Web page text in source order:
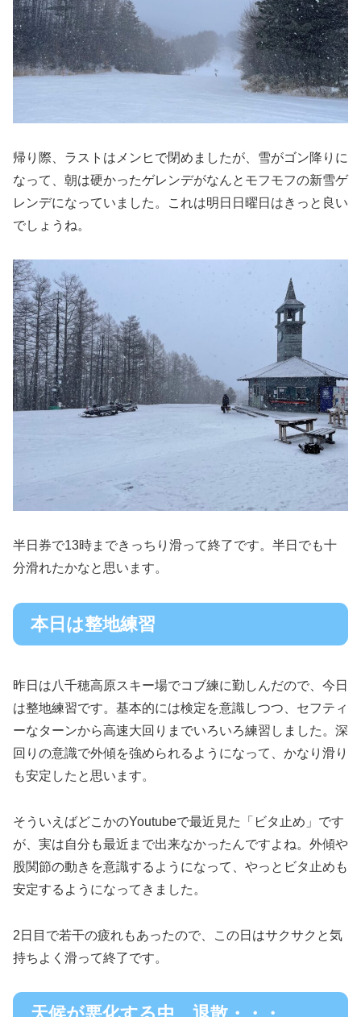
帰り際、ラストはメンヒで閉めましたが、雪がゴン降りに
なって、朝は硬かったゲレンデがなんとモフモフの新雪ゲ
レンデになっていました。これは明日日曜日はきっと良い
でしょうね。
半日券で13時まできっちり滑って終了です。半日でも十
分滑れたかなと思います。
本日は整地練習
昨日は八千穂高原スキー場でコブ練に勤しんだので、今日
は整地練習です。基本的には検定を意識しつつ、セフティ
ーなターンから高速大回りまでいろいろ練習しました。深
回りの意識で外傾を強められるようになって、かなり滑り
も安定したと思います。
そういえばどこかのYoutubeで最近見た「ビタ止め」です
が、実は自分も最近まで出来なかったんですよね。外傾や
股関節の動きを意識するようになって、やっとビタ止めも
安定するようになってきました。
2日目で若干の疲れもあったので、この日はサクサクと気
持ちよく滑って終了です。